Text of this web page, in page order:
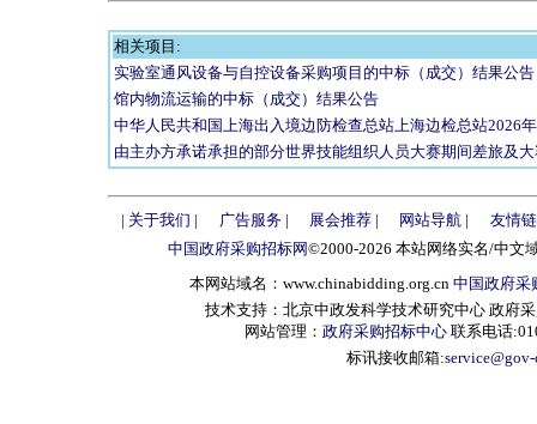
相关项目:
实验室通风设备与自控设备采购项目的中标（成交）结果公告
馆内物流运输的中标（成交）结果公告
中华人民共和国上海出入境边防检查总站上海边检总站2026
由主办方承诺承担的部分世界技能组织人员大赛期间差旅及
| 关于我们 | 广告服务| 展会推荐| 网站导航 |
友情
中国政府采购招标网©2000-2026 本站网络实名/中文
本网站域名：www.chinabidding.org.cn 中国政府采
技术支持：北京中政发科学技术研究中心 政府
网站管理： 政府采购招标中心 联系电话
标讯接收邮箱: